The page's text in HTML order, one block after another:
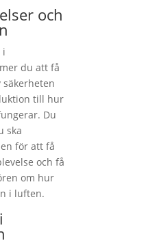
och
i
du att få
säkerheten
till hur
Du
ska
för att få
och få
om hur
i luften.